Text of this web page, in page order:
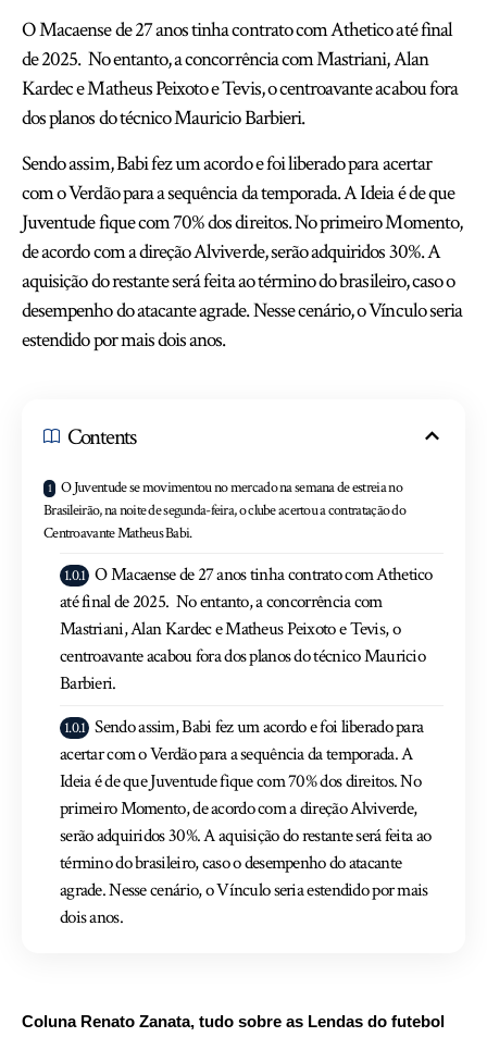
O Macaense de 27 anos tinha contrato com Athetico até final
de 2025. No entanto, a concorrência com Mastriani, Alan
Kardec e Matheus Peixoto e Tevis, o centroavante acabou fora
dos planos do técnico Mauricio Barbieri.
Sendo assim, Babi fez um acordo e foi liberado para acertar
com o Verdão para a sequência da temporada. A Ideia é de que
Juventude fique com 70% dos direitos. No primeiro Momento,
de acordo com a direção Alviverde, serão adquiridos 30%. A
aquisição do restante será feita ao término do brasileiro, caso o
desempenho do atacante agrade. Nesse cenário, o Vínculo seria
estendido por mais dois anos.
Contents
O Juventude se movimentou no mercado na semana de estreia no
Brasileirão, na noite de segunda-feira, o clube acertou a contratação do
Centroavante Matheus Babi.
O Macaense de 27 anos tinha contrato com Athetico
até final de 2025. No entanto, a concorrência com
Mastriani, Alan Kardec e Matheus Peixoto e Tevis, o
centroavante acabou fora dos planos do técnico Mauricio
Barbieri.
Sendo assim, Babi fez um acordo e foi liberado para
acertar com o Verdão para a sequência da temporada. A
Ideia é de que Juventude fique com 70% dos direitos. No
primeiro Momento, de acordo com a direção Alviverde,
serão adquiridos 30%. A aquisição do restante será feita ao
término do brasileiro, caso o desempenho do atacante
agrade. Nesse cenário, o Vínculo seria estendido por mais
dois anos.
Coluna Renato Zanata, tudo sobre as Lendas do futebol